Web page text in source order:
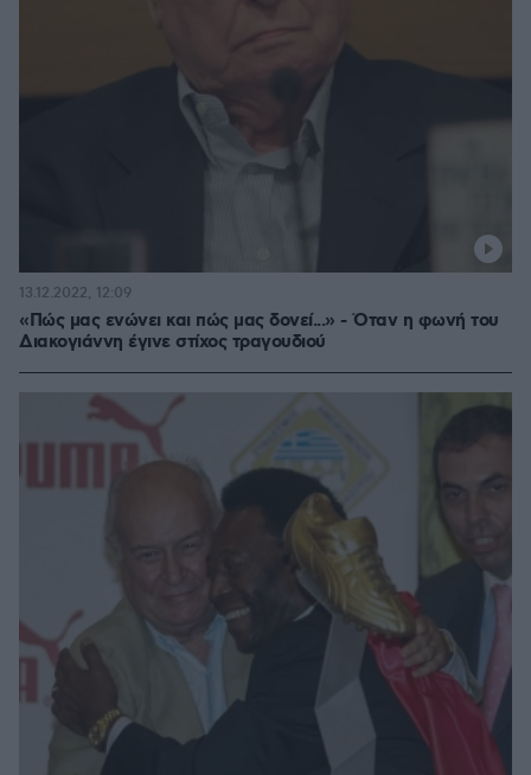
«Πώς μας ενώνει και πώς μας δονεί...» - Όταν η φωνή του
Διακογιάννη έγινε στίχος τραγουδιού
13.12.2022, 12:09